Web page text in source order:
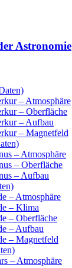
Astronomie
– Atmosphäre
– Oberfläche
– Aufbau
– Magnetfeld
– Atmosphäre
– Oberfläche
– Aufbau
– Atmosphäre
– Klima
– Oberfläche
– Aufbau
– Magnetfeld
– Atmosphäre